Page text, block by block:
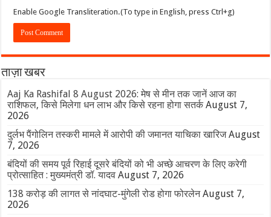
Enable Google Transliteration.(To type in English, press Ctrl+g)
ताज़ा खबर
Aaj Ka Rashifal 8 August 2026: मेष से मीन तक जानें आज का
राशिफल, किसे मिलेगा धन लाभ और किसे रहना होगा सतर्क August 7,
2026
दुर्लभ पैंगोलिन तस्करी मामले में आरोपी की जमानत याचिका खारिज August
7, 2026
बंदियों की समय पूर्व रिहाई दूसरे बंदियों को भी अच्छे आचरण के लिए करेगी
प्रोत्साहित : मुख्यमंत्री डॉ. यादव August 7, 2026
138 करोड़ की लागत से नांदघाट-मुंगेली रोड होगा फोरलेन August 7,
2026